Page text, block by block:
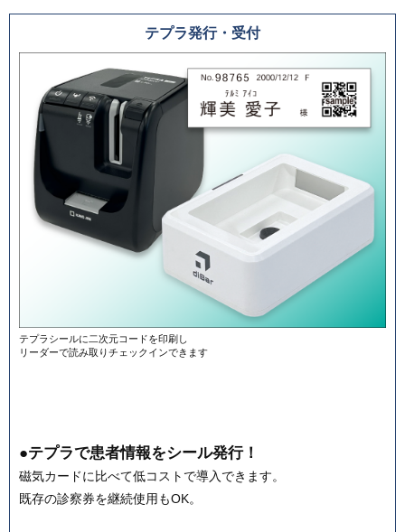
テプラ発行・受付
テプラシールに二次元コードを印刷し
リーダーで読み取りチェックインできます
●テプラで患者情報をシール発行！
磁気カードに比べて低コストで導入できます。
既存の診察券を継続使用もOK。